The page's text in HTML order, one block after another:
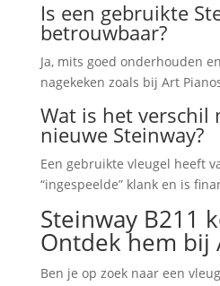
Is een gebruikte
betrouwbaar?
Ja, mits goed onderhouden
nagekeken zoals bij Art
Wat is het verschil
nieuwe Steinway?
Een gebruikte vleugel heeft
“ingespeelde” klank en is
Steinway B211
Ontdek hem bij
Ben je op zoek naar een